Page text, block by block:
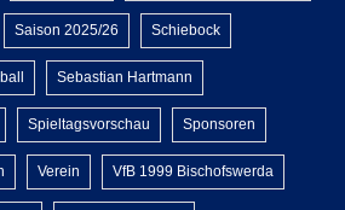
Saison 2025/26 Schiebock
Sebastian Hartmann
Spieltagsvorschau Sponsoren
Verein VfB 1999 Bischofswerda